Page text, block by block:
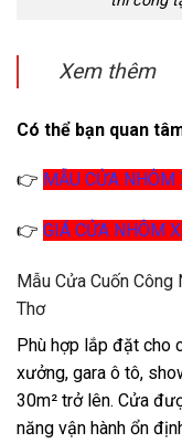
Xem thêm
Có thể bạn quan
👉 MẪU CỬA NHÔM
👉 GIÁ CỬA NHÔM
Mẫu Cửa Cuốn
Thơ
Phù hợp lắp đặt cho
xưởng, gara ô tô,
30m² trở lên. Cửa
năng vận hành ổn